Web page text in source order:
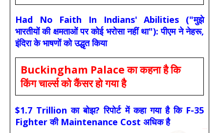
Had No Faith In Indians' Abilities ("मुझे
भारतीयों की क्षमताओं पर कोई भरोसा नहीं था"): पीएम ने नेहरू,
इंदिरा के भाषणों को उद्धृत किया
Buckingham Palace का कहना है कि
किंग चार्ल्स को कैंसर हो गया है
$1.7 Trillion का बोझ? रिपोर्ट में कहा गया है कि F-35
Fighter की Maintenance Cost अधिक है